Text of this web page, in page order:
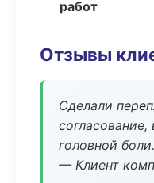
работ
Отзывы
Сделали
согласование,
головной боли.
— Клиент